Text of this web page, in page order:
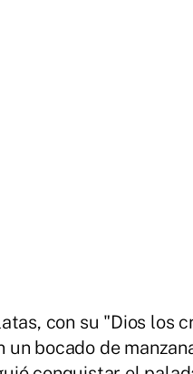
con su "Dios los
bocado de